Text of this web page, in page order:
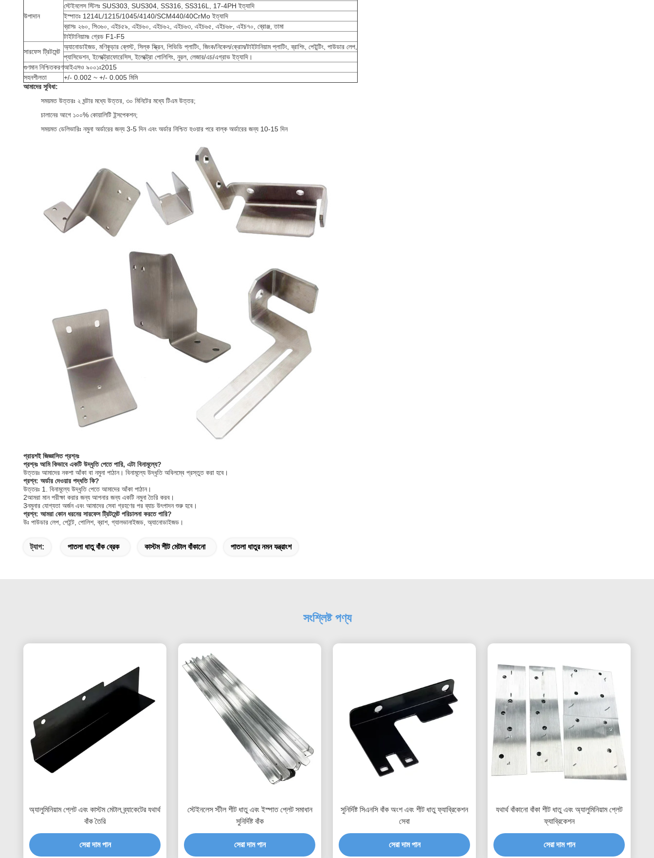
উপাদান
স্টেইনলেস স্টিলঃ SUS303, SUS304, SS316, SS316L, 17-4PH ইত্যাদি
ইস্পাতঃ 1214L/1215/1045/4140/SCM440/40CrMo ইত্যাদি
ব্রাসঃ ২৬০, সি৩৬০, এইচ৫৯, এইচ৬০, এইচ৬২, এইচ৬৩, এইচ৬৫, এইচ৬৮, এইচ৭০, ব্রোঞ্জ, তামা
টাইটানিয়ামঃ গ্রেড F1-F5
সারফেস ট্রিটমেন্ট
অ্যানোডাইজড, মণিকুড়ার ব্লেস্ট, সিল্ক স্ক্রিন, পিভিডি প্লাটিং, জিংক/নিকেল/ক্রোম/টাইটানিয়াম প্লাটিং, ব্রাশিং, পেইন্টিং, পাউডার লেপ,
প্যাসিভেশন, ইলেক্ট্রোফোরেসিস, ইলেক্ট্রো পোলিশিং, নুরল, লেজার/এচ/এগ্রাভ ইত্যাদি।
গুণমান নিশ্চিতকরণআইএসও ৯০০১ঃ2015
সহনশীলতা
+/- 0.002 ~ +/- 0.005 মিমি
আমাদের সুবিধা:
সময়মত উত্তরঃ ২ ঘন্টার মধ্যে উত্তর, ৩০ মিনিটের মধ্যে টিএম উত্তর;
চালানের আগে ১০০% কোয়ালিটি ইন্সপেকশন;
সময়মত ডেলিভারিঃ নমুনা অর্ডারের জন্য 3-5 দিন এবং অর্ডার নিশ্চিত হওয়ার পরে বাল্ক অর্ডারের জন্য 10-15 দিন
প্রায়শই জিজ্ঞাসিত প্রশ্নঃ
প্রশ্নঃ আমি কিভাবে একটি উদ্ধৃতি পেতে পারি, এটা বিনামূল্যে?
উত্তরঃ আমাদের নকশা আঁকা বা নমুনা পাঠান। বিনামূল্যে উদ্ধৃতি অবিলম্বে প্রস্তুত করা হবে।
প্রশ্ন: অর্ডার দেওয়ার পদ্ধতি কি?
উত্তরঃ 1. বিনামূল্যে উদ্ধৃতি পেতে আমাদের আঁকা পাঠান।
2আমরা মান পরীক্ষা করার জন্য আপনার জন্য একটি নমুনা তৈরি করব।
3নমুনার যোগ্যতা অর্জন এবং আমাদের সেবা গ্রহণের পর ব্যাচ উৎপাদন শুরু হবে।
প্রশ্ন: আমরা কোন ধরনের সারফেস ট্রিটমেন্ট পরিচালনা করতে পারি?
উঃ পাউডার লেপ, পেইন্ট, পোলিশ, ব্রাশ, গ্যালভানাইজড, অ্যানোডাইজড।
ট্যাগ: পাতলা ধাতু বাঁক ব্রেক কাস্টম শীট মেটাল বাঁকানো পাতলা ধাতুর নমন যন্ত্রাংশ
সংশ্লিষ্ট পণ্য
অ্যালুমিনিয়াম প্লেট এবং কাস্টম মেটাল ব্র্যাকেটের যথার্থ
বাঁক তৈরি
সেরা দাম পান
স্টেইনলেস স্টীল শীট ধাতু এবং ইস্পাত প্লেট সমাধান
সুনির্দিষ্ট বাঁক
সেরা দাম পান
সুনির্দিষ্ট সিএনসি বাঁক অংশ এবং শীট ধাতু ফ্যাব্রিকেশন
সেবা
সেরা দাম পান
যথার্থ বাঁকানো বাঁকা শীট ধাতু এবং অ্যালুমিনিয়াম প্লেট
ফ্যাব্রিকেশন
সেরা দাম পান